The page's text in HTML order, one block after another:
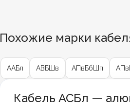
Похожие марки
ААБл АВБШв АПвБбШп
Кабель АСБл —